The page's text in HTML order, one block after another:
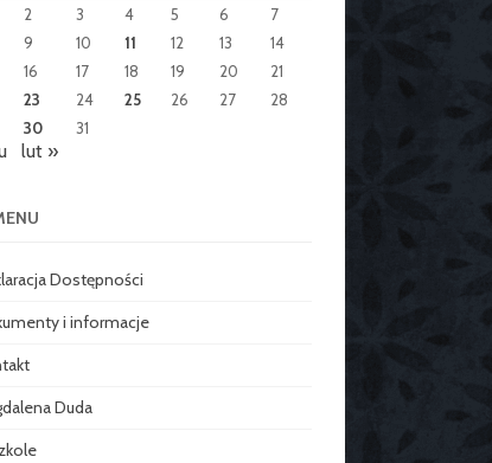
2 3 4 5 6
7
9 10 11 12 13
14
16 17 18 19 20
21
23 24 25 26 27
28
30 31
lut »
Dostępności
i informacje
Duda